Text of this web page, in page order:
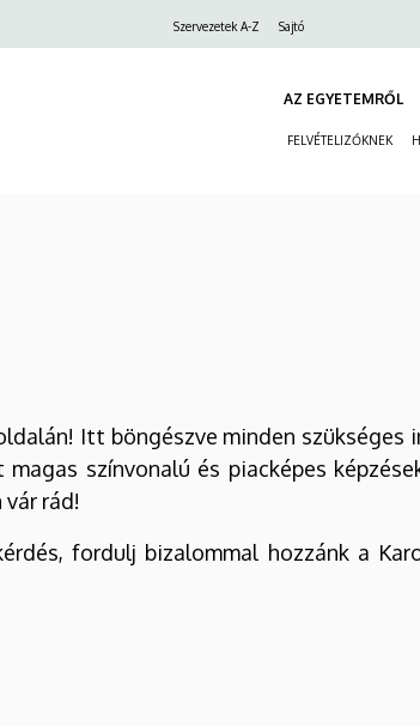
Szervezetek A-Z Sajtó
AZ EGYETEMRŐL
FELVÉTELIZŐKNEK
Itt böngészve minden
színvonalú és piacképes
rád!
fordulj bizalommal hozzánk a